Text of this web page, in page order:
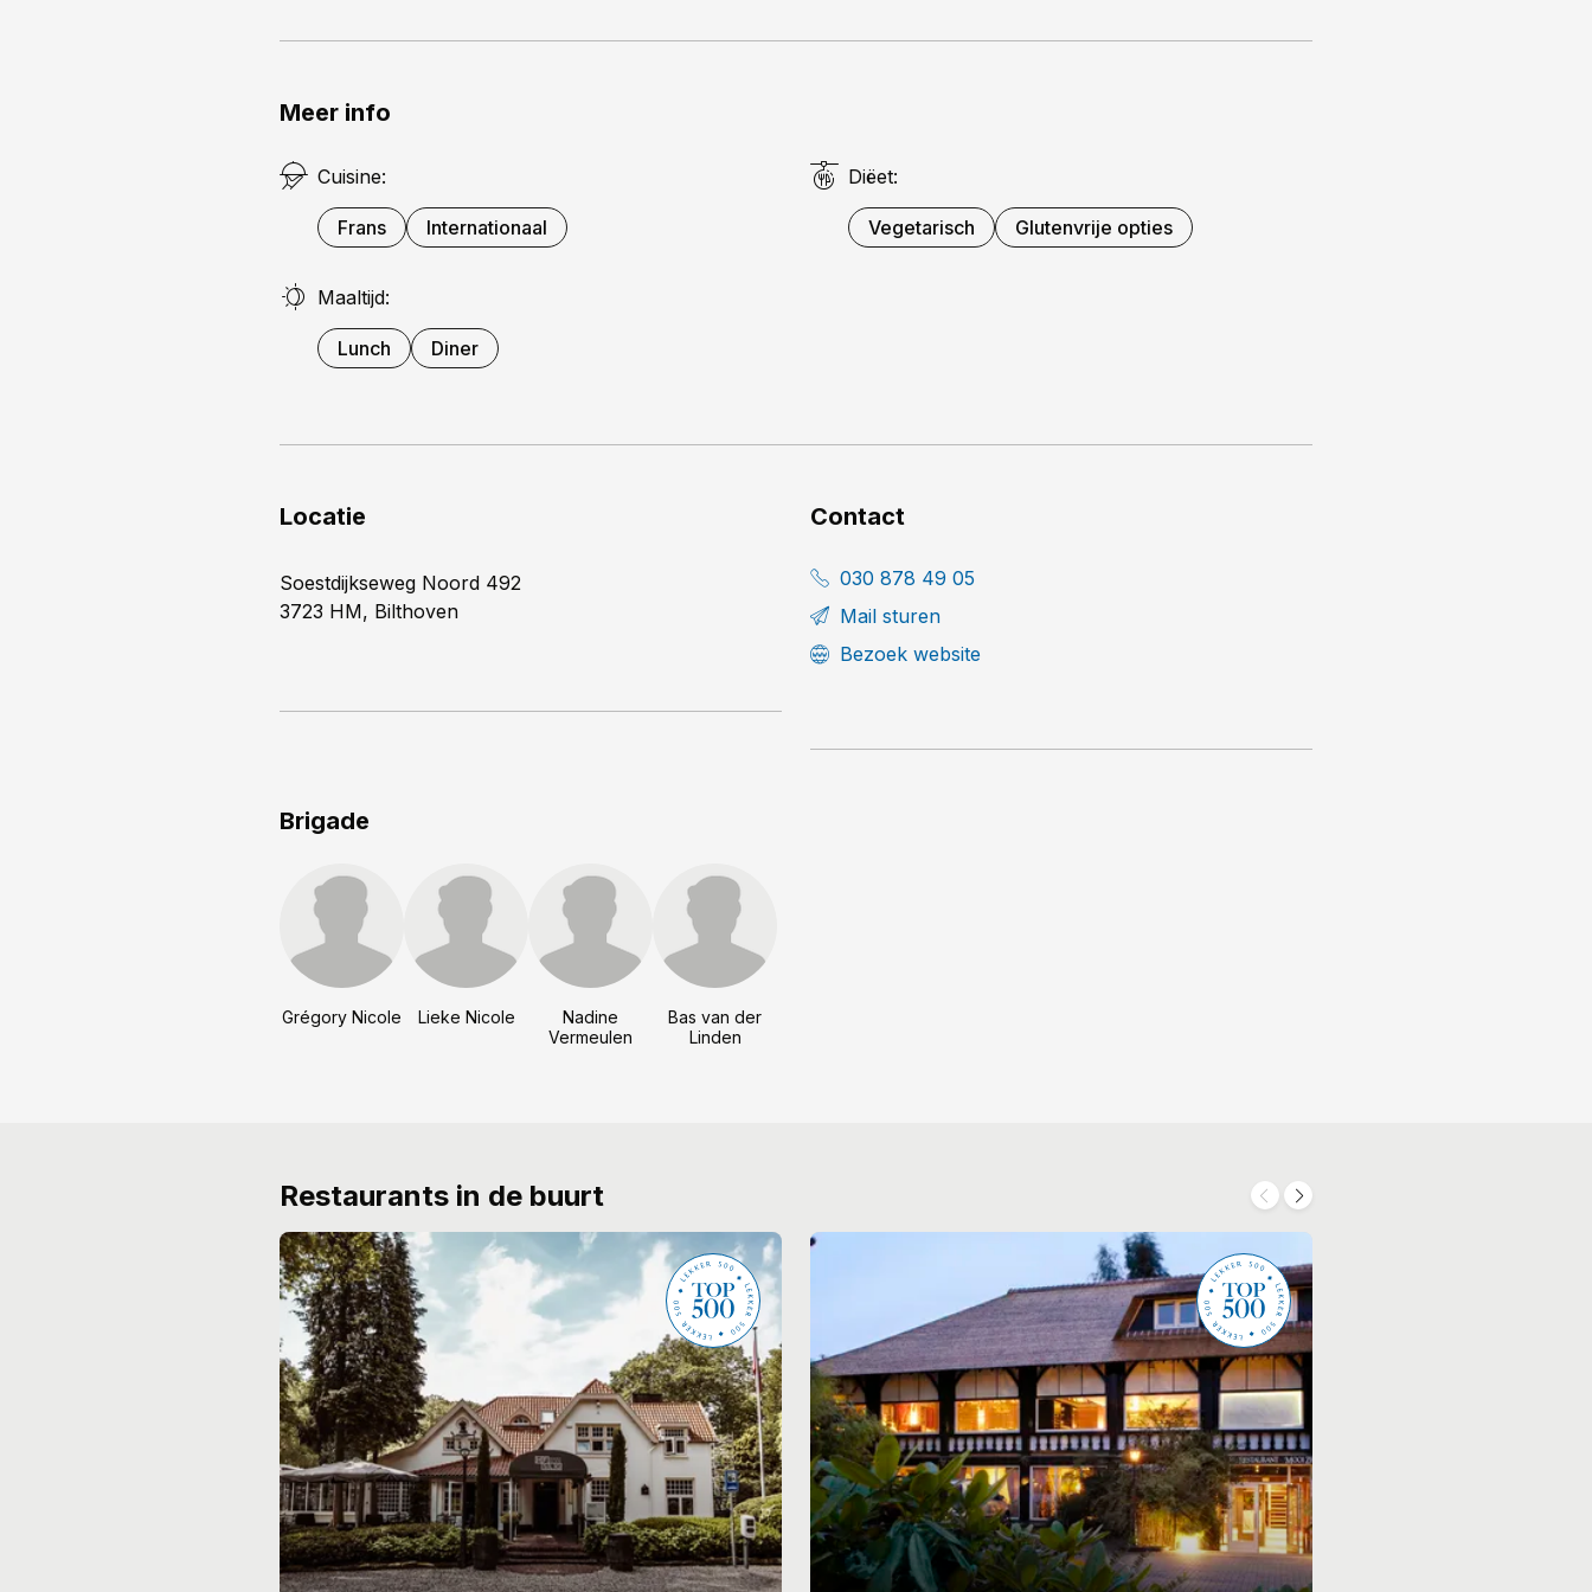
Meer info
Cuisine:
Frans Internationaal
Diëet:
Vegetarisch Glutenvrije opties
Maaltijd:
Lunch Diner
Locatie
Soestdijkseweg Noord 492
3723 HM, Bilthoven
Contact
030 878 49 05
Mail sturen
Bezoek website
Brigade
Grégory Nicole Lieke Nicole
Nadine
Vermeulen
Bas van der
Linden
Restaurants in de buurt